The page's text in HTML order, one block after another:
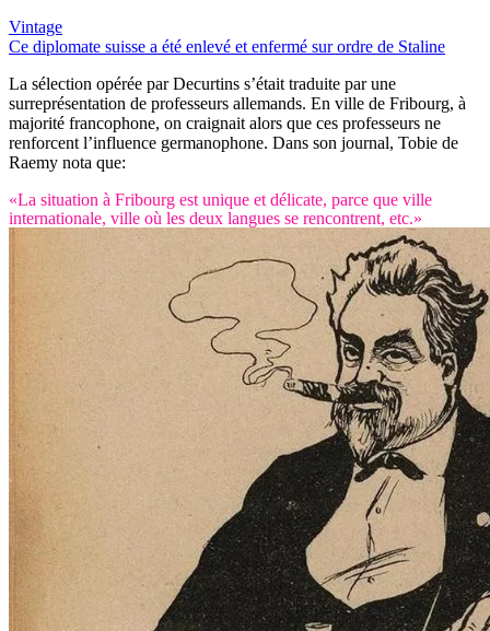
Vintage
Ce diplomate suisse a été enlevé et enfermé sur ordre de Staline
La sélection opérée par Decurtins s’était traduite par une
surreprésentation de professeurs allemands. En ville de Fribourg, à
majorité francophone, on craignait alors que ces professeurs ne
renforcent l’influence germanophone. Dans son journal, Tobie de
Raemy nota que:
«La situation à Fribourg est unique et délicate, parce que ville
internationale, ville où les deux langues se rencontrent, etc.»